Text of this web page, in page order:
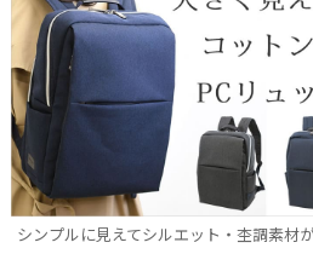
シンプルに見えてシルエット・杢調素材